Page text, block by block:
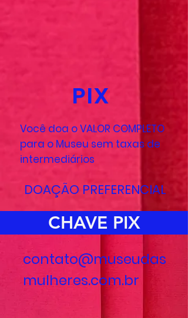
PIX
Você doa o VALOR COMPLETO
para o Museu sem taxas de
intermediários
DOAÇÃO PREFERENCIAL
CHAVE PIX
contato@museudas
mulheres.com.br